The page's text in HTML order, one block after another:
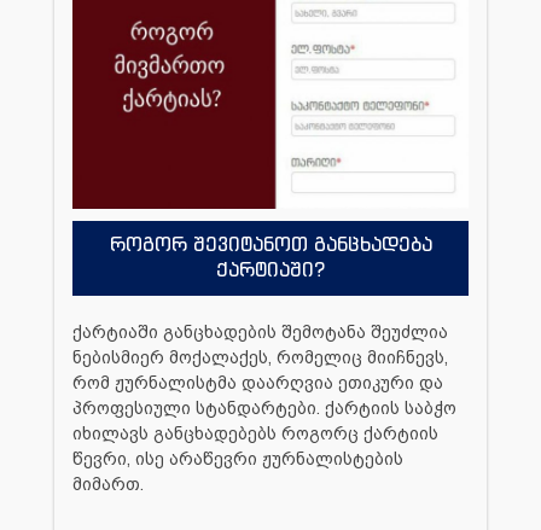
როგორ შევიტანოთ განცხადება
ქარტიაში?
ქარტიაში განცხადების შემოტანა შეუძლია
ნებისმიერ მოქალაქეს, რომელიც მიიჩნევს,
რომ ჟურნალისტმა დაარღვია ეთიკური და
პროფესიული სტანდარტები. ქარტიის საბჭო
იხილავს განცხადებებს როგორც ქარტიის
წევრი, ისე არაწევრი ჟურნალისტების
მიმართ.